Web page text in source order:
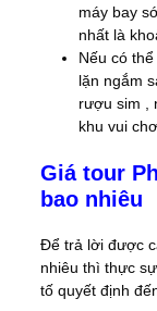
máy bay
nhất là
Nếu có
lặn ngắm
rượu sim ,
khu vui
Giá tour
bao nhiêu
Để trả lời được
nhiêu thì thực
tố quyết định